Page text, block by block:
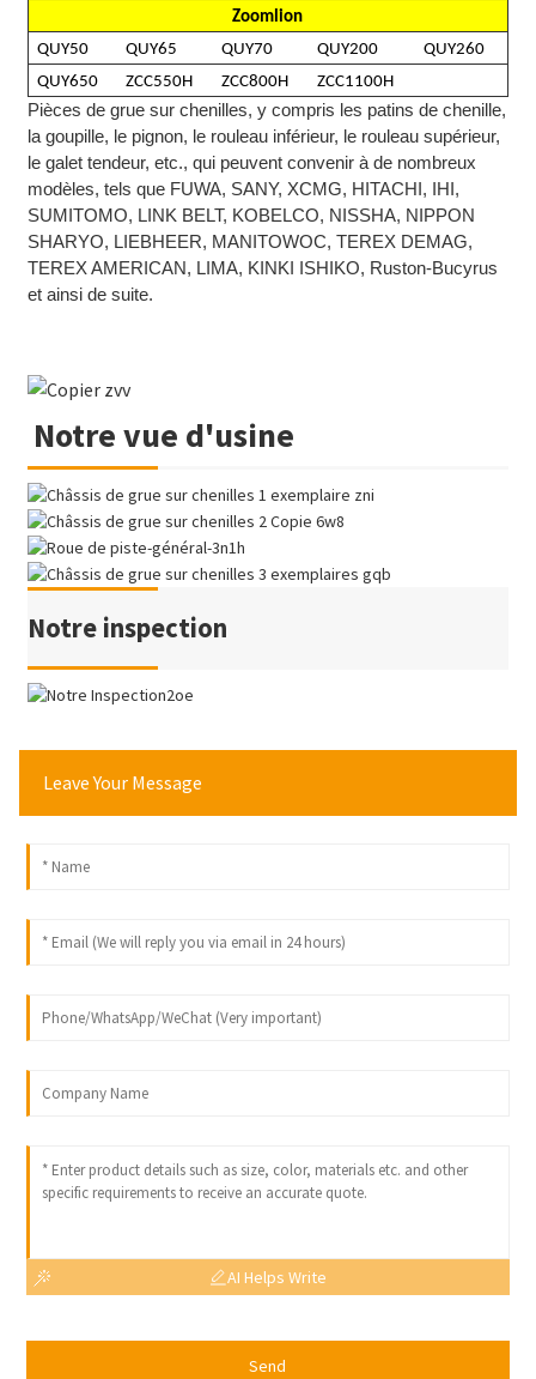
Zoomlion
QUY50
QUY65 QUY70 QUY200
QUY260
QUY650
ZCC550H ZCC800H ZCC1100H
Pièces de grue sur chenilles, y compris les patins de chenille,
la goupille, le pignon, le rouleau inférieur, le rouleau supérieur,
le galet tendeur, etc., qui peuvent convenir à de nombreux
modèles, tels que FUWA, SANY, XCMG, HITACHI, IHI,
SUMITOMO, LINK BELT, KOBELCO, NISSHA, NIPPON
SHARYO, LIEBHEER, MANITOWOC, TEREX DEMAG,
TEREX AMERICAN, LIMA, KINKI ISHIKO, Ruston-Bucyrus
et ainsi de suite.
Notre vue d'usine
Notre inspection
Leave Your Message
AI Helps Write
Send